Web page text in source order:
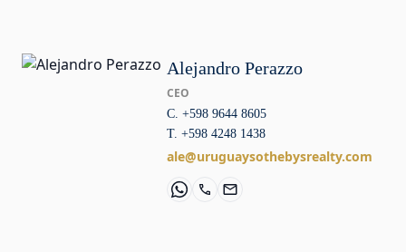
Alejandro Perazzo
CEO
C. +598 9644 8605
T. +598 4248 1438
ale@uruguaysothebysrealty.com